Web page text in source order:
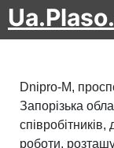
Dnipro-M,
Запорізька
роботи,